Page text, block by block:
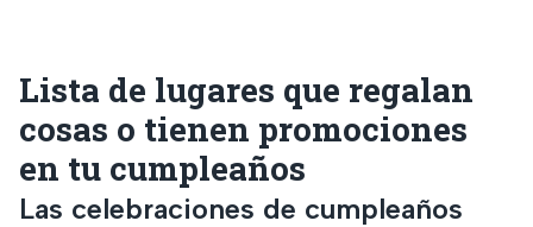
Lista de lugares que regalan
cosas o tienen promociones
en tu cumpleaños
Las celebraciones de cumpleaños